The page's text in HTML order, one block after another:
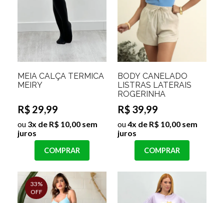
MEIA CALÇA TERMICA
MEIRY
R$ 29,99
ou 3x de R$ 10,00 sem
juros
COMPRAR
BODY CANELADO
LISTRAS LATERAIS
ROGERINHA
R$ 39,99
ou4x de R$ 10,00 sem
juros
COMPRAR
33%
OFF